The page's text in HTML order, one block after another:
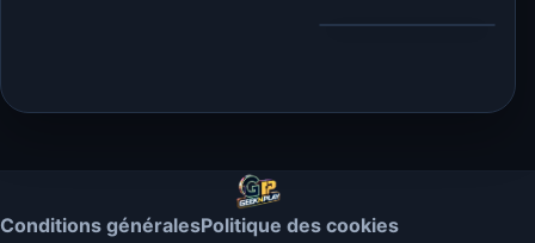
Conditions généralesPolitique des cookies